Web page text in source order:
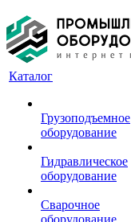
Каталог
Грузоподъемное
оборудование
Гидравлическое
оборудование
Сварочное
оборудование